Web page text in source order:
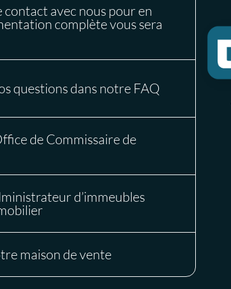
contact avec nous pour en
complète vous sera
questions dans notre FAQ
de Commissaire de
d’immeubles
maison de vente